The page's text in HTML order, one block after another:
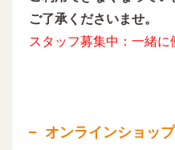
ご了承くださいませ。
スタッフ募集中：一緒に
オンラインショップ